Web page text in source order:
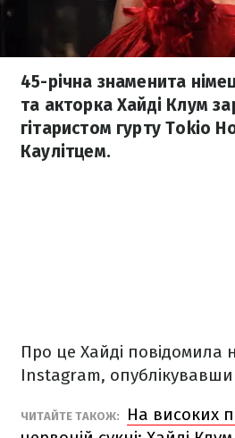
45-річна знаменита
та акторка Хайді Клум
гітаристом гурту Tokio
Каулітцем.
Про це Хайді повідомила
Instagram,
ЧИТАЙТЕ ТАКОЖ:
На високих